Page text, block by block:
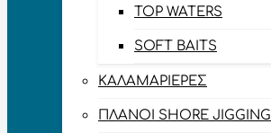
TOP WATERS
SOFT BAITS
ΚΑΛΑΜΑΡΙΈΡΕΣ
ΠΛΆΝΟΙ SHORE JIGGING